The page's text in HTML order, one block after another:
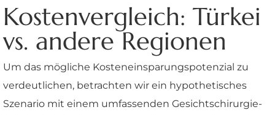
Kostenvergleich: Türkei
vs. andere Regionen
Um das mögliche Kosteneinsparungspotenzial zu
verdeutlichen, betrachten wir ein hypothetisches
Szenario mit einem umfassenden Gesichtschirurgie-